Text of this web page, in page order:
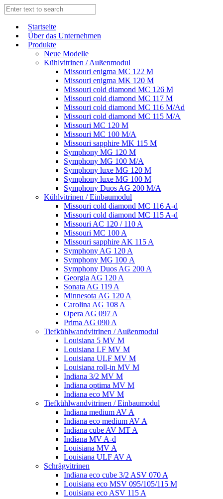
Start­sei­te
Über das Unternehmen
Produkte
Neue Modelle
Kühlvitrinen / Außenmodul
Missouri enigma MC 122 M
Missouri enigma MK 120 M
Missouri cold diamond MC 126 M
Missouri cold diamond MC 117 M
Missouri cold diamond MC 116 M/Ad
Missouri cold diamond MC 115 M/A
Missouri MC 120 M
Missouri MC 100 M/A
Missouri sapphire MK 115 M
Symphony MG 120 M
Symphony MG 100 M/А
Symphony luxe MG 120 M
Symphony luxe MG 100 M
Symphony Duos AG 200 M/A
Kühlvitrinen / Einbaumodul
Missouri cold diamond MC 116 A-d
Missouri cold diamond MC 115 A-d
Missouri AC 120 / 110 A
Missouri MC 100 A
Missouri sapphire AK 115 A
Symphony AG 120 A
Symphony MG 100 А
Symphony Duos AG 200 A
Georgia AG 120 A
Sonata AG 119 A
Minnesota AG 120 A
Carolina AG 108 A
Opera AG 097 A
Prima AG 090 A
Tiefkühlwandvitrinen / Außenmodul
Louisiana 5 MV M
Louisiana LF MV M
Louisiana ULF MV M
Louisiana roll-in MV M
Indiana 3/2 MV M
Indiana optima MV M
Indiana eco MV M
Tiefkühlwandvitrinen / Einbaumodul
Indiana medium AV A
Indiana eco medium AV A
Indiana cube AV MT A
Indiana MV A-d
Louisiana MV A
Louisiana ULF AV A
Schrägvitrinen
Indiana eco cube 3/2 ASV 070 A
Louisiana eco MSV 095/105/115 M
Louisiana eco ASV 115 A